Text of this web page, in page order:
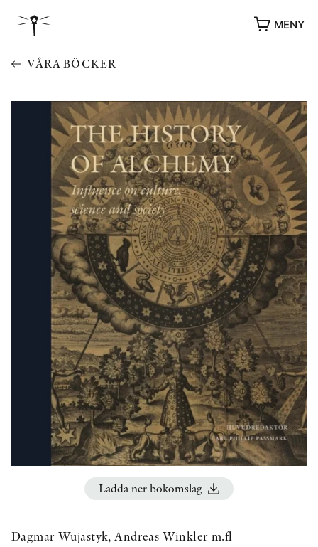
MENY
YUKIKO OCH PATRIK MÖTER
STOLPE STORIES
VIDEOGALLERI
UTMÄRKELSER
ÖVRIGA FORMAT
KONTAKT
PRESSKONTAKT
PEER REVIEW-PROCESSEN
VÅRA BÖCKER
Ladda ner bokomslag
Dagmar Wujastyk, Andreas Winkler m.fl